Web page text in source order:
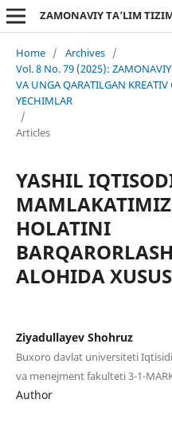
Home / Archives /
Vol. 8 No. 79 (2025):
VA UNGA QARATILGAN KREATIV
YECHIMLAR
/
Articles
YASHIL
HOLATINI
ALOHIDA
Ziyadullayev Shohruz
Buxoro davlat universiteti
va menejment fakulteti 3-1-
Author